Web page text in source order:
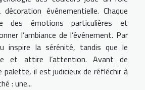
événementielle. Chaque
des émotions particulières et
l’ambiance de l’événement. Par
inspire la sérénité, tandis que le
et attire l’attention. Avant de
palette, il est judicieux de réfléchir à
: une...